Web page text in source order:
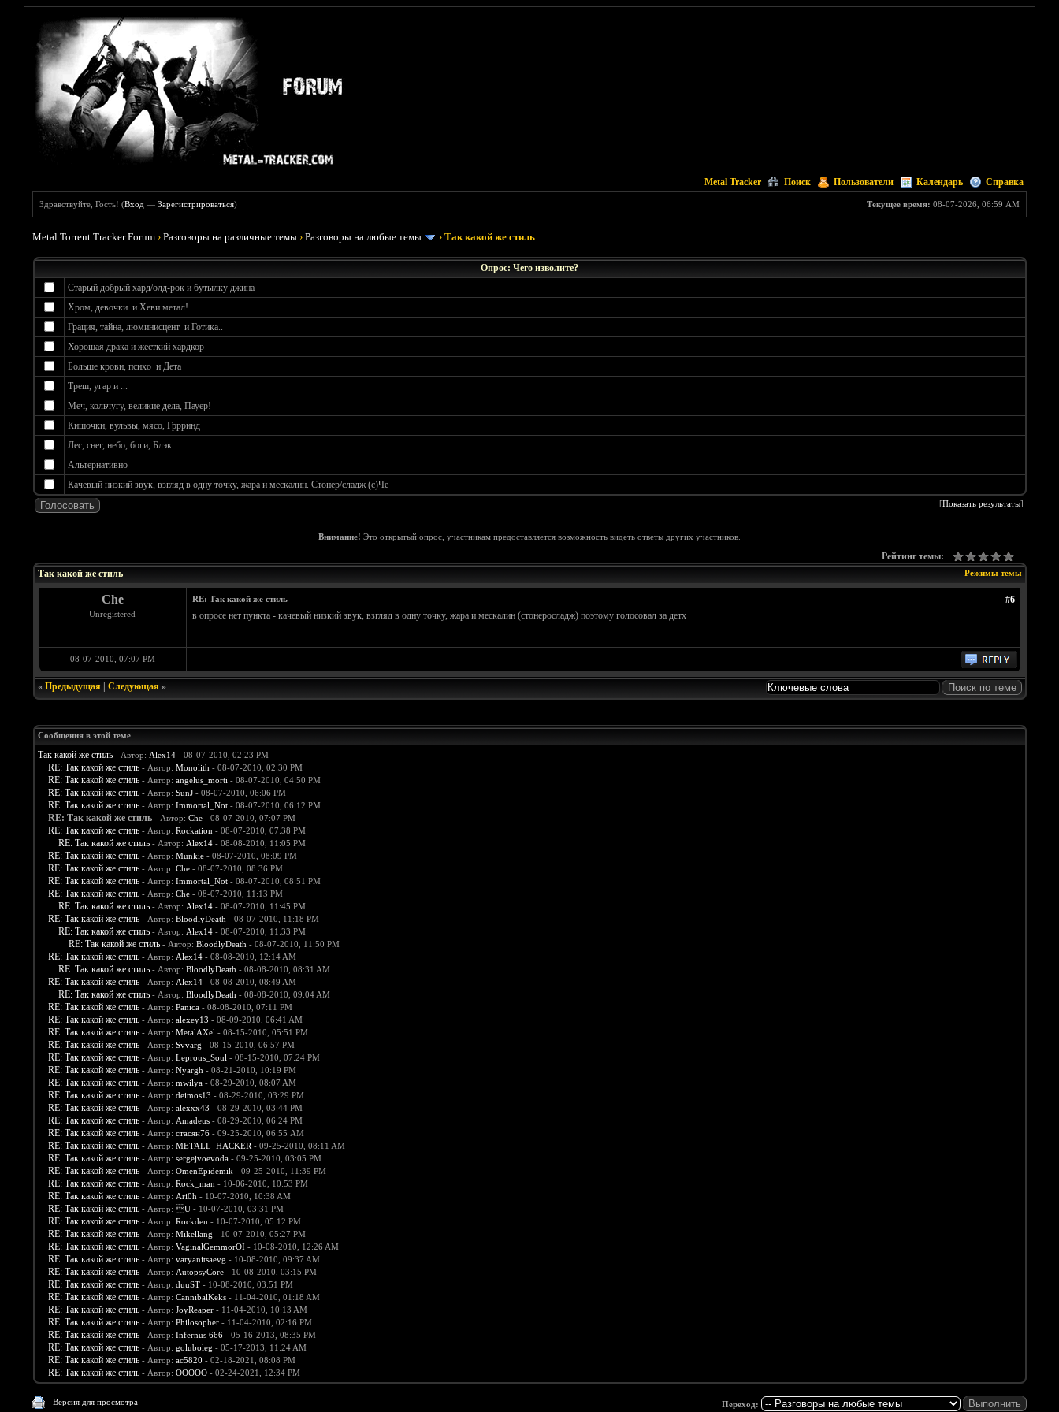
Metal Tracker Поиск Пользователи Календарь Справка
Текущее время: 08-07-2026, 06:59 AM
Здравствуйте, Гость! (Вход —Зарегистрироваться)
Metal Torrent Tracker Forum ›Разговоры на различные темы ›Разговоры на любые темы ›Так какой же стиль
Опрос: Чего изволите?
Старый добрый хард/олд-рок и бутылку джина
Хром, девочки и Хеви метал!
Грация, тайна, люминисцент и Готика..
Хорошая драка и жесткий хардкор
Больше крови, психо и Дета
Треш, угар и ...
Меч, кольчугу, великие дела, Пауер!
Кишочки, вульвы, мясо, Гррринд
Лес, снег, небо, боги, Блэк
Альтернативно
Качевый низкий звук, взгляд в одну точку, жара и мескалин. Стонер/сладж (с)Че
[Показать результаты]
Внимание! Это открытый опрос, участникам предоставляется возможность видеть ответы других участников.
Рейтинг темы:
Режимы темы
Так какой же стиль
Che
Unregistered
#6
RE: Так какой же стиль
в опросе нет пункта - качевый низкий звук, взгляд в одну точку, жара и мескалин (стонеросладж) поэтому голосовал за детх
08-07-2010, 07:07 PM
« Предыдущая| Следующая»
Сообщения в этой теме
Так какой же стиль - Автор: Alex14- 08-07-2010, 02:23 PM
RE: Так какой же стиль - Автор: Monolith - 08-07-2010, 02:30 PM
RE: Так какой же стиль - Автор: angelus_morti - 08-07-2010, 04:50 PM
RE: Так какой же стиль - Автор: SunJ- 08-07-2010, 06:06 PM
RE: Так какой же стиль - Автор: Immortal_Not- 08-07-2010, 06:12 PM
RE: Так какой же стиль - Автор: Che- 08-07-2010, 07:07 PM
RE: Так какой же стиль - Автор: Rockation - 08-07-2010, 07:38 PM
RE: Так какой же стиль - Автор: Alex14- 08-08-2010, 11:05 PM
RE: Так какой же стиль - Автор: Munkie- 08-07-2010, 08:09 PM
RE: Так какой же стиль - Автор: Che- 08-07-2010, 08:36 PM
RE: Так какой же стиль - Автор: Immortal_Not- 08-07-2010, 08:51 PM
RE: Так какой же стиль - Автор: Che- 08-07-2010, 11:13 PM
RE: Так какой же стиль - Автор: Alex14- 08-07-2010, 11:45 PM
RE: Так какой же стиль - Автор: BloodlyDeath - 08-07-2010, 11:18 PM
RE: Так какой же стиль - Автор: Alex14- 08-07-2010, 11:33 PM
RE: Так какой же стиль - Автор: BloodlyDeath - 08-07-2010, 11:50 PM
RE: Так какой же стиль - Автор: Alex14- 08-08-2010, 12:14 AM
RE: Так какой же стиль - Автор: BloodlyDeath - 08-08-2010, 08:31 AM
RE: Так какой же стиль - Автор: Alex14- 08-08-2010, 08:49 AM
RE: Так какой же стиль - Автор: BloodlyDeath - 08-08-2010, 09:04 AM
RE: Так какой же стиль - Автор: Panica- 08-08-2010, 07:11 PM
RE: Так какой же стиль - Автор: alexey13 - 08-09-2010, 06:41 AM
RE: Так какой же стиль - Автор: MetalAXel - 08-15-2010, 05:51 PM
RE: Так какой же стиль - Автор: Svvarg - 08-15-2010, 06:57 PM
RE: Так какой же стиль - Автор: Leprous_Soul - 08-15-2010, 07:24 PM
RE: Так какой же стиль - Автор: Nyargh - 08-21-2010, 10:19 PM
RE: Так какой же стиль - Автор: mwilya- 08-29-2010, 08:07 AM
RE: Так какой же стиль - Автор: deimos13 - 08-29-2010, 03:29 PM
RE: Так какой же стиль - Автор: alexxx43 - 08-29-2010, 03:44 PM
RE: Так какой же стиль - Автор: Amadeus- 08-29-2010, 06:24 PM
RE: Так какой же стиль - Автор: стасян76- 09-25-2010, 06:55 AM
RE: Так какой же стиль - Автор: METALL_HACKER - 09-25-2010, 08:11 AM
RE: Так какой же стиль - Автор: sergejvoevoda- 09-25-2010, 03:05 PM
RE: Так какой же стиль - Автор: OmenEpidemik - 09-25-2010, 11:39 PM
RE: Так какой же стиль - Автор: Rock_man - 10-06-2010, 10:53 PM
RE: Так какой же стиль - Автор: Ari0h - 10-07-2010, 10:38 AM
RE: Так какой же стиль - Автор: U- 10-07-2010, 03:31 PM
RE: Так какой же стиль - Автор: Rockden - 10-07-2010, 05:12 PM
RE: Так какой же стиль - Автор: Mikellang - 10-07-2010, 05:27 PM
RE: Так какой же стиль - Автор: VaginalGemmorOI- 10-08-2010, 12:26 AM
RE: Так какой же стиль - Автор: varyanitsaevg - 10-08-2010, 09:37 AM
RE: Так какой же стиль - Автор: AutopsyCore- 10-08-2010, 03:15 PM
RE: Так какой же стиль - Автор: duuST- 10-08-2010, 03:51 PM
RE: Так какой же стиль - Автор: CannibalKeks- 11-04-2010, 01:18 AM
RE: Так какой же стиль - Автор: JoyReaper- 11-04-2010, 10:13 AM
RE: Так какой же стиль - Автор: Philosopher- 11-04-2010, 02:16 PM
RE: Так какой же стиль - Автор: Infernus 666- 05-16-2013, 08:35 PM
RE: Так какой же стиль - Автор: goluboleg - 05-17-2013, 11:24 AM
RE: Так какой же стиль - Автор: ac5820 - 02-18-2021, 08:08 PM
RE: Так какой же стиль - Автор: OOOOO- 02-24-2021, 12:34 PM
Версия для просмотра Переход: